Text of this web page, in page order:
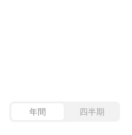
年間 四半期